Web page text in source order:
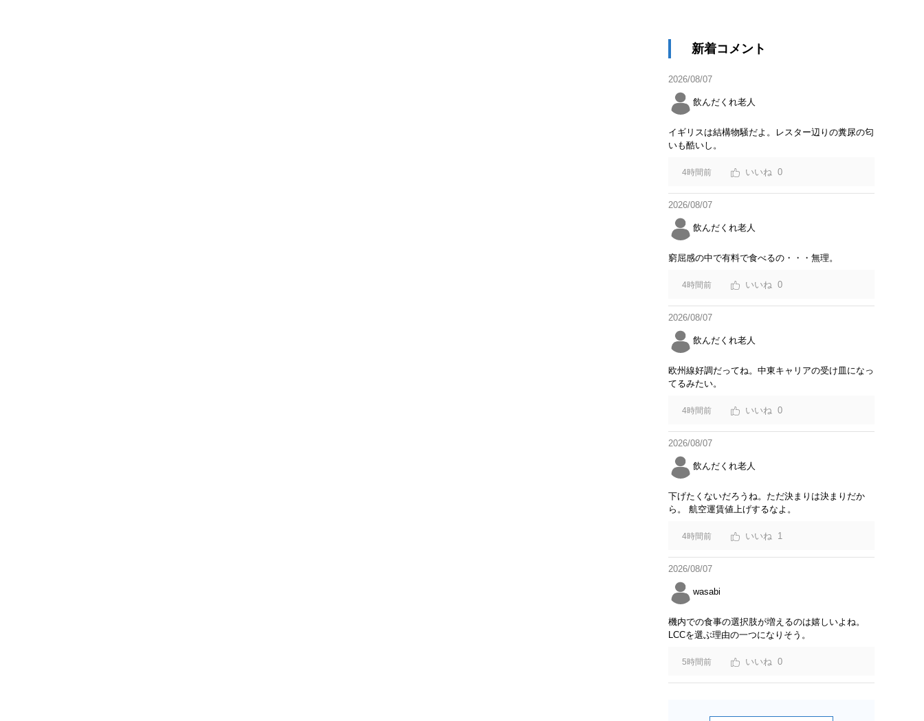
新着コメント
2026/08/07
飲んだくれ老人
イギリスは結構物騒だよ。レスター辺りの糞尿の匂
いも酷いし。
4時間前 0
2026/08/07
飲んだくれ老人
窮屈感の中で有料で食べるの・・・無理。
4時間前 0
2026/08/07
飲んだくれ老人
欧州線好調だってね。中東キャリアの受け皿になっ
てるみたい。
4時間前 0
2026/08/07
飲んだくれ老人
下げたくないだろうね。ただ決まりは決まりだか
ら。 航空運賃値上げするなよ。
4時間前 1
2026/08/07
wasabi
機内での食事の選択肢が増えるのは嬉しいよね。
LCCを選ぶ理由の一つになりそう。
5時間前 0